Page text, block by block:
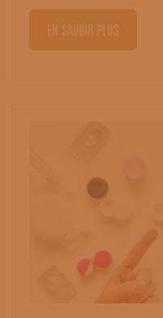
EN SAVOIR PLUS